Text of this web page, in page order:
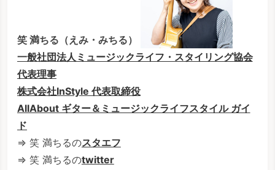
笑 満ちる（えみ・みちる）
一般社団法人ミュージックライフ・スタイリング協会
代表理事
株式会社InStyle 代表取締役
AllAbout ギター＆ミュージックライフスタイル ガイ
ド
⇒ 笑 満ちるのスタエフ
⇒ 笑 満ちるのtwitter